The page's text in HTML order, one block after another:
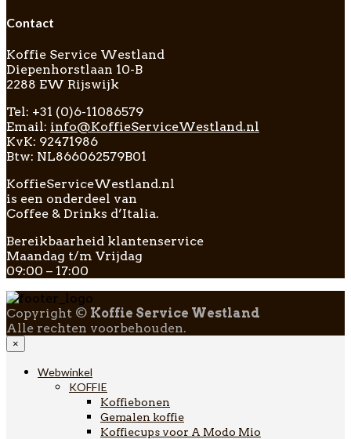
Contact
Koffie Service Westland
Diepenhorstlaan 10-B
2288 EW Rijswijk
Tel: +31 (0)6-11086579
Email: info@KoffieServiceWestland.nl
KvK: 92471986
Btw: NL866062579B01
KoffieServiceWestland.nl
is een onderdeel van
Coffee & Drinks d’Italia.
Bereikbaarheid klantenservice
Maandag t/m Vrijdag
09:00 – 17:00
Copyright © Koffie Service Westland
Alle rechten voorbehouden.
×
Webwinkel
KOFFIE
Koffiebonen
Gemalen koffie
Koffiecups voor A Modo Mio